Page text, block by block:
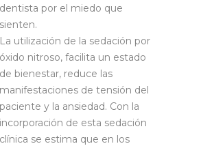
dentista por el miedo que
sienten.
La utilización de la sedación por
óxido nitroso, facilita un estado
de bienestar, reduce las
manifestaciones de tensión del
paciente y la ansiedad. Con la
incorporación de esta sedación
clínica se estima que en los